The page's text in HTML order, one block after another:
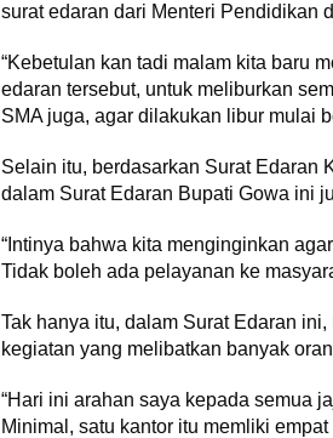
surat edaran dari Menteri Pendidikan
“Kebetulan kan tadi malam kita baru
edaran tersebut, untuk meliburkan
SMA juga, agar dilakukan libur mulai
Selain itu, berdasarkan Surat Edaran
dalam Surat Edaran Bupati Gowa ini
“Intinya bahwa kita menginginkan
Tidak boleh ada pelayanan ke
Tak hanya itu, dalam Surat Edaran
kegiatan yang melibatkan banyak
“Hari ini arahan saya kepada semua
Minimal, satu kantor itu memliki